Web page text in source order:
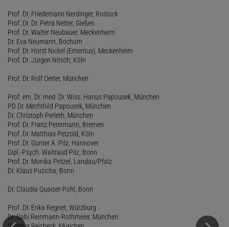
Prof. Dr. Friedemann Nerdinger, Rostock
Prof. Dr. Dr. Petra Netter, Gießen
Prof. Dr. Walter Neubauer, Meckenheim
Dr. Eva Neumann, Bochum
Prof. Dr. Horst Nickel (Emeritus), Meckenheim
Prof. Dr. Jürgen Nitsch, Köln
Prof. Dr. Rolf Oerter, München
Prof. em. Dr. med. Dr. Wiss. Hanus Papousek, München
PD Dr. Mechthild Papousek, München
Dr. Christoph Perleth, München
Prof. Dr. Franz Petermann, Bremen
Prof. Dr. Matthias Petzold, Köln
Prof. Dr. Gunter A. Pilz, Hannover
Dipl.-Psych. Waltraud Pilz, Bonn
Prof. Dr. Monika Pritzel, Landau/Pfalz
Dr. Klaus Puzicha, Bonn
Dr. Claudia Quaiser-Pohl, Bonn
Prof. Dr. Erika Regnet, Würzburg
Dr. Gabi Reinmann-Rothmeier, München